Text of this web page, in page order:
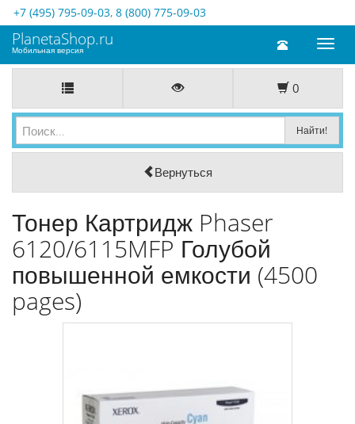
+7 (495) 795-09-03, 8 (800) 775-09-03
Toggle
PlanetaShop.ru
Мобильная версия
0
Вернуться
Тонер Картридж Phaser
6120/6115MFP Голубой
повышенной емкости (4500
pages)